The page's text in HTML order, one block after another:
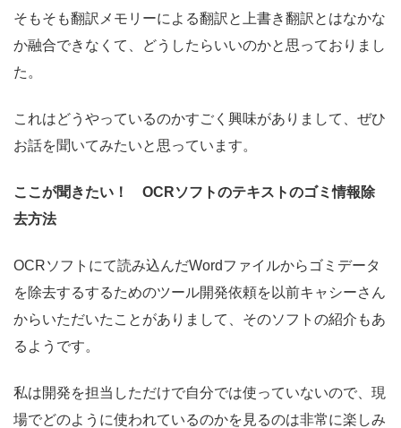
そもそも翻訳メモリーによる翻訳と上書き翻訳とはなかな
か融合できなくて、どうしたらいいのかと思っておりまし
た。
これはどうやっているのかすごく興味がありまして、ぜひ
お話を聞いてみたいと思っています。
ここが聞きたい！ OCRソフトのテキストのゴミ情報除
去方法
OCRソフトにて読み込んだWordファイルからゴミデータ
を除去するするためのツール開発依頼を以前キャシーさん
からいただいたことがありまして、そのソフトの紹介もあ
るようです。
私は開発を担当しただけで自分では使っていないので、現
場でどのように使われているのかを見るのは非常に楽しみ